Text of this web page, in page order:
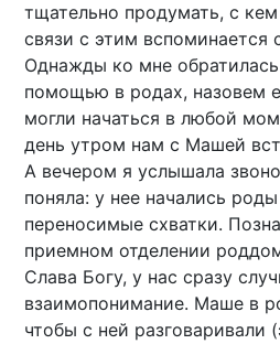
тщательно продумать, с
связи с этим вспоминается
Однажды ко мне обратилась
помощью в родах, назовем
могли начаться в любой
день утром нам с Машей
А вечером я услышала
поняла: у нее начались
переносимые схватки.
приемном отделении
Слава Богу, у нас сразу
взаимопонимание. Маше в
чтобы с ней разговаривали